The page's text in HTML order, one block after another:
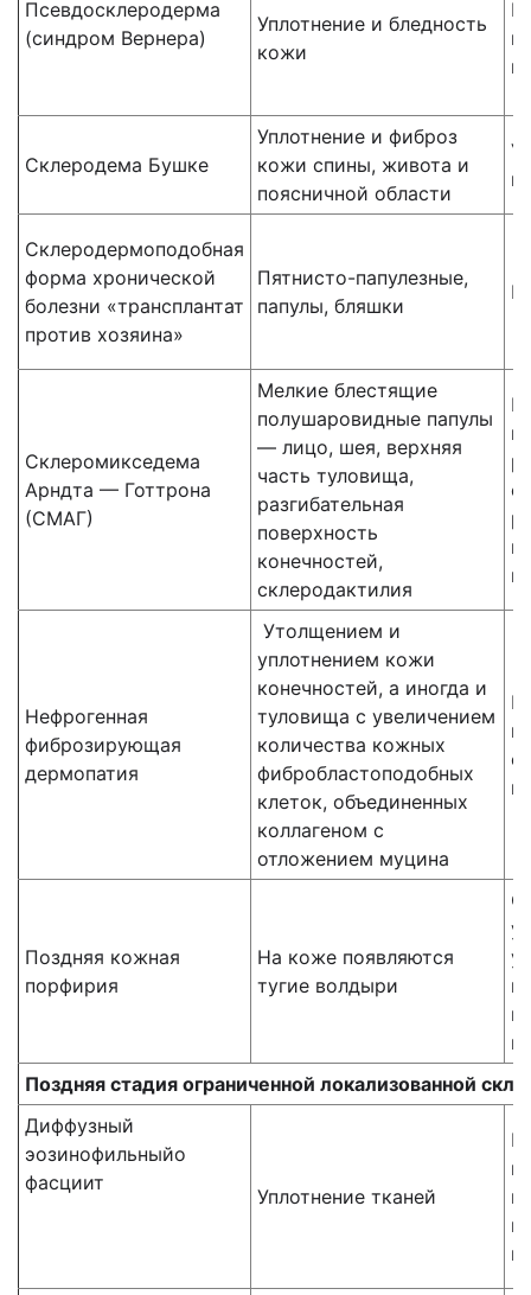
Псевдосклеродерма
(синдром Вернера)
Уплотнение и бледность
кожи
Склеродема Бушке
Уплотнение и фиброз
кожи спины, живота и
поясничной области
Склеродермоподобная
форма хронической
болезни «трансплантат
против хозяина»
Пятнисто-папулезные,
папулы, бляшки
Склеромикседема
Арндта — Готтрона
(СМАГ)
Мелкие блестящие
полушаровидные папулы
— лицо, шея, верхняя
часть туловища,
разгибательная
поверхность
конечностей,
склеродактилия
Нефрогенная
фиброзирующая
дермопатия
Утолщением и
уплотнением кожи
конечностей, а иногда и
туловища с увеличением
количества кожных
фибробластоподобных
клеток, объединенных
коллагеном с
отложением муцина
Поздняя кожная
порфирия
На коже появляются
тугие волдыри
Поздняя стадия ограниченной локализованной
Диффузный
эозинофильныйо
фасциит
Уплотнение тканей
и